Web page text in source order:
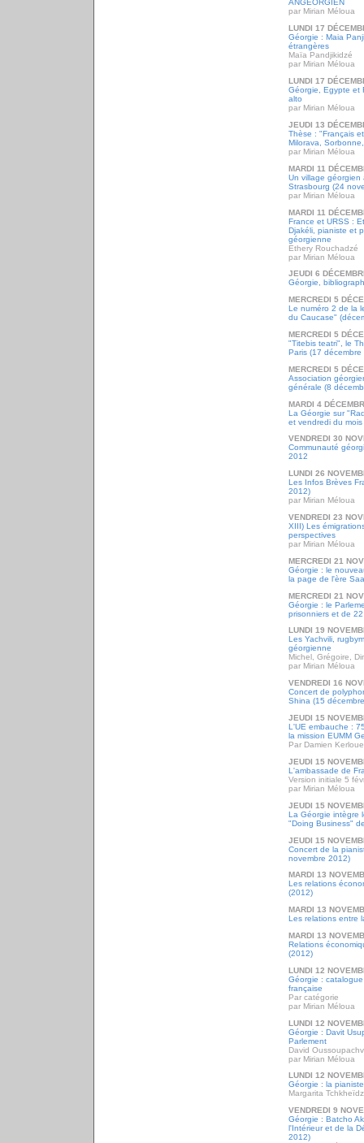
ANGEORGIEN
par Mirian Méloua
LUNDI 17
Géorgie : Maia
étrangères
Maïa Pandjikidzé
par Mirian Méloua
LUNDI 17
Géorgie, Egypte et
alto
par Mirian Méloua
JEUDI 13
Thèse : "Français
Milorava,
par Mirian Méloua
MARDI 11
Un village géorgien
Strasbourg (24
par Mirian Méloua
MARDI 11
France et URSS :
Djakéli, pianiste et
géorgienne
Ethery Rouchadzé
par Mirian Méloua
JEUDI 6
Géorgie,
MERCREDI 5
Le numéro 2 de la
du Caucase"
MERCREDI 5
"Titebis teatri", le
Paris (17 décembre
MERCREDI 5
Association
générale (8
MARDI 4
La Géorgie sur
et vendredi du
VENDREDI 30
Communauté
2012
LUNDI 26
Les Infos Brèves
2012)
par Mirian Méloua
VENDREDI 23
XIII) Les
perspectives
par Mirian Méloua
MERCREDI 21
Géorgie : le
la page de l'ère
MERCREDI 21
Géorgie : le
prisonniers et de
LUNDI 19
Les Yachvili,
géorgienne
Michel, Grégoire,
par Mirian Méloua
VENDREDI 16
Concert de
Shina (15
JEUDI 15
L'UE embauche :
la mission EUMM
Par Damien
JEUDI 15
L'ambassade de
Version initiale 5
par Mirian Méloua
JEUDI 15
La Géorgie intègre
"Doing Business"
JEUDI 15
Concert de la
novembre 2012)
MARDI 13
Les relations
(2012)
MARDI 13
Les relations entre
MARDI 13
Relations
(2012)
LUNDI 12
Géorgie :
française
Par catégorie
par Mirian Méloua
LUNDI 12
Géorgie : Davit
Parlement
David
par Mirian Méloua
LUNDI 12
Géorgie : la
Margarita
VENDREDI 9
Géorgie : Batcho
l'Intérieur et de la
2012)